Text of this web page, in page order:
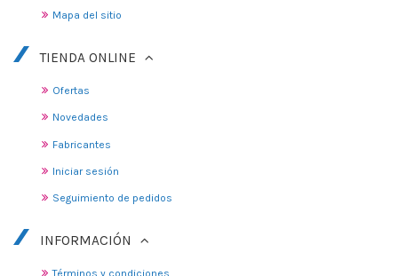
Mapa del sitio
TIENDA ONLINE
Ofertas
Novedades
Fabricantes
Iniciar sesión
Seguimiento de pedidos
INFORMACIÓN
Términos y condiciones